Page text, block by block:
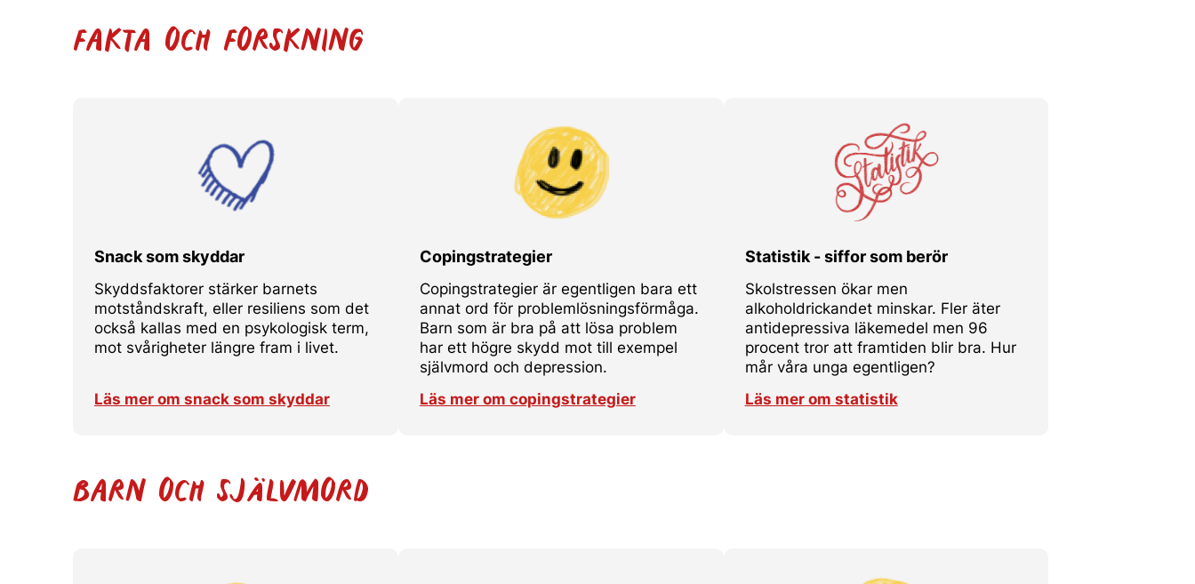
FAKTA OCH FORSKNING
Snack som skyddar
Skyddsfaktorer stärker barnets
motståndskraft, eller resiliens som det
också kallas med en psykologisk term,
mot svårigheter längre fram i livet.
Läs mer om snack som skyddar
Copingstrategier
Copingstrategier är egentligen bara ett
annat ord för problemlösningsförmåga.
Barn som är bra på att lösa problem
har ett högre skydd mot till exempel
självmord och depression.
Läs mer om copingstrategier
Statistik - siffor som berör
Skolstressen ökar men
alkoholdrickandet minskar. Fler äter
antidepressiva läkemedel men 96
procent tror att framtiden blir bra. Hur
mår våra unga egentligen?
Läs mer om statistik
BARN OCH SJÄLVMORD